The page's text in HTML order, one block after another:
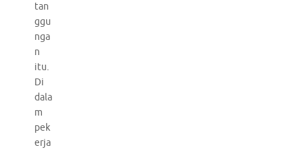
tan
ggu
nga
n
itu.
Di
dala
m
pek
erja